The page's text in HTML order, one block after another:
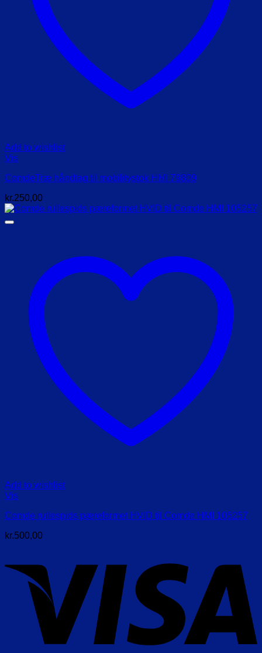
Add to wishlist
Vis
ComdeTræ håndtag til mobilitystok HMI 79809
kr.250,00
Add to wishlist
Vis
Comde rullespids pæreformet HVID til Comde HMI 105257
kr.500,00